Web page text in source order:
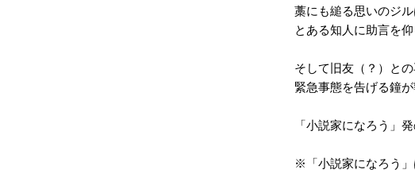
藁にも縋る思いのジル
とある知人に助言を
そして旧友（？）との
緊急事態を告げる鐘
「小説家になろう」
※「小説家になろう」